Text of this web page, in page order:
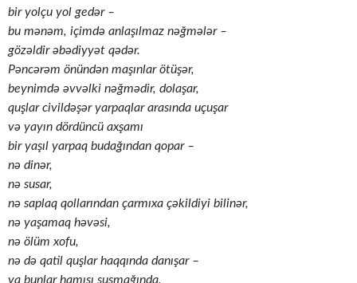
bir yolçu yol gedər –
bu mənəm, içimdə anlaşılmaz nəğmələr –
gözəldir əbədiyyət qədər.
Pəncərəm önündən maşınlar ötüşər,
beynimdə əvvəlki nəğmədir, dolaşar,
quşlar civildəşər yarpaqlar arasında uçuşar
və yayın dördüncü axşamı
bir yaşıl yarpaq budağından qopar –
nə dinər,
nə susar,
nə saplaq qollarından çarmıxa çəkildiyi bilinər,
nə yaşamaq həvəsi,
nə ölüm xofu,
nə də qatil quşlar haqqında danışar –
ya bunlar hamısı susmağında,